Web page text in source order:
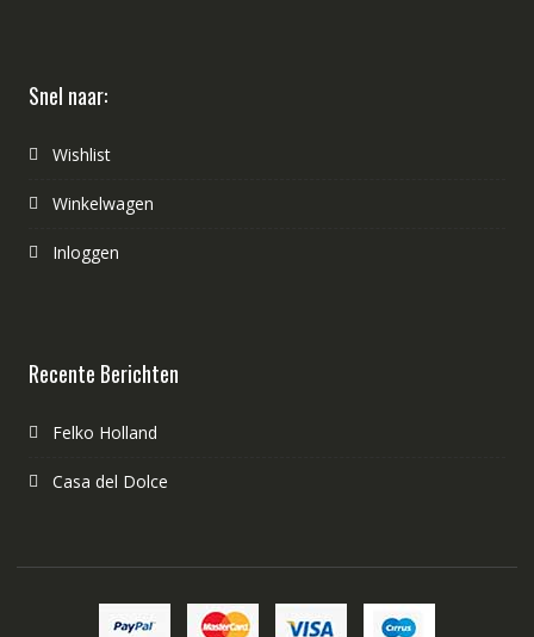
Snel naar:
Wishlist
Winkelwagen
Inloggen
Recente Berichten
Felko Holland
Casa del Dolce